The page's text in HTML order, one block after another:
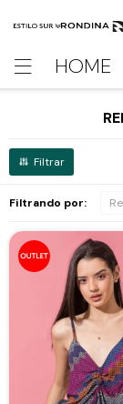
HOME

Filtrando por: